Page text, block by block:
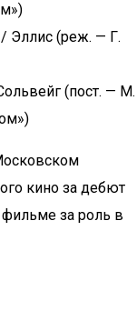
Эллис (реж. — Г.
(пост. — М.
кино за дебют
за роль в